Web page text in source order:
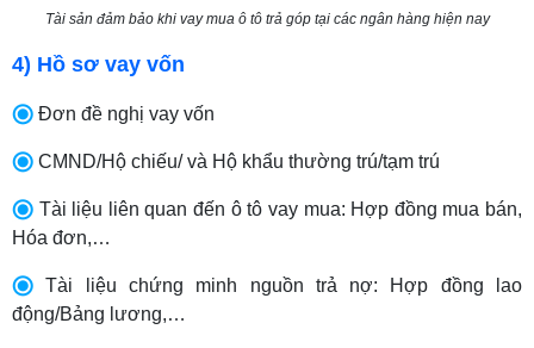
Tài sản đảm bảo khi vay mua ô tô trả góp tại các ngân hàng hiện nay
4) Hồ sơ vay vốn
Đơn đề nghị vay vốn
CMND/Hộ chiếu/ và Hộ khẩu thường trú/tạm trú
Tài liệu liên quan đến ô tô vay mua: Hợp đồng mua bán,
Hóa đơn,…
Tài liệu chứng minh nguồn trả nợ: Hợp đồng lao
động/Bảng lương,…